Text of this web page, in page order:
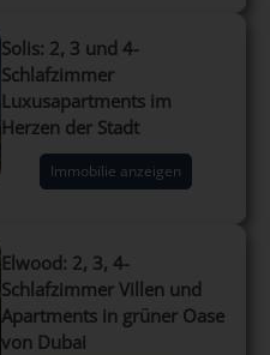
Solis: 2, 3 und 4-
Schlafzimmer
Luxusapartments im
Herzen der Stadt
Immobilie anzeigen
Elwood: 2, 3, 4-
Schlafzimmer Villen und
Apartments in grüner Oase
von Dubai